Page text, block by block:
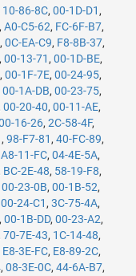
10-86-8C, 00-1D-D1 ,
, A0-C5-62, FC-6F-B7,
, 0C-EA-C9, F8-8B-37,
, 00-13-71 , 00-1D-BE,
, 00-1F-7E, 00-24-95,
00-1A-DB, 00-23-75,
00-20-40, 00-11-AE,
16-26, 2C-58-4F,
, 98-F7-81 , 40-FC-89,
A8-11-FC, 04-4E-5A,
BC-2E-48, 58-19-F8,
00-23-0B, 00-1B-52,
00-24-C1 , 3C-75-4A,
, 00-1B-DD, 00-23-A2,
70-7E-43, 1C-14-48,
E8-3E-FC, E8-89-2C,
, 08-3E-0C, 44-6A-B7,